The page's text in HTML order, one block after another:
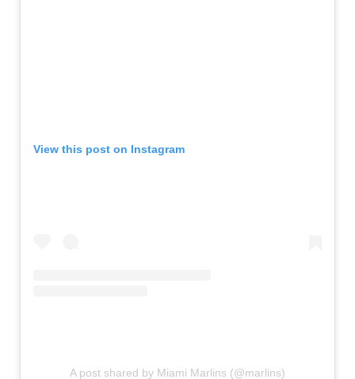
View this post on Instagram
A post shared by Miami Marlins (@marlins)